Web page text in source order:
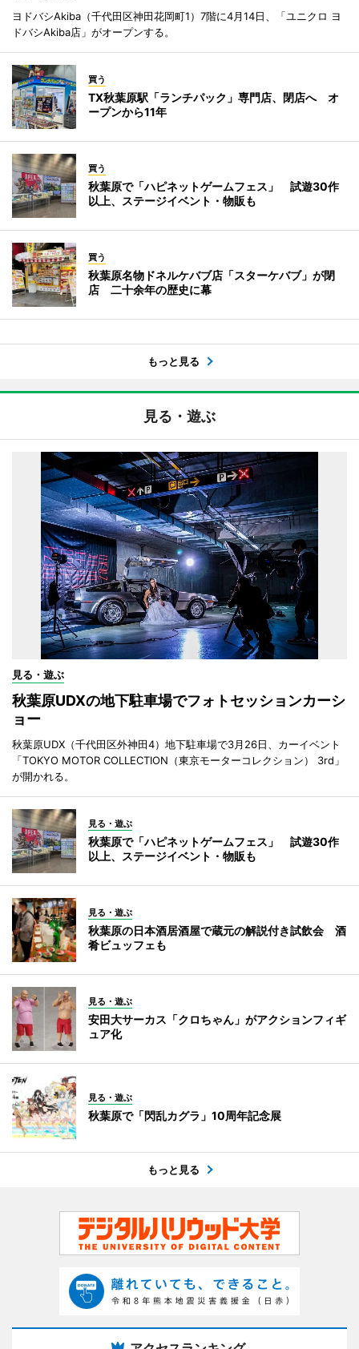
ヨドバシAkiba（千代田区神田花岡町1）7階に4月14日、「ユニクロ ヨ
ドバシAkiba店」がオープンする。
買う
TX秋葉原駅「ランチパック」専門店、閉店へ オ
ープンから11年
買う
秋葉原で「ハピネットゲームフェス」 試遊30作
以上、ステージイベント・物販も
買う
秋葉原名物ドネルケバブ店「スターケバブ」が閉
店 二十余年の歴史に幕
もっと見る
見る・遊ぶ
見る・遊ぶ
秋葉原UDXの地下駐車場でフォトセッションカーシ
ョー
秋葉原UDX（千代田区外神田4）地下駐車場で3月26日、カーイベント
「TOKYO MOTOR COLLECTION（東京モーターコレクション） 3rd」
が開かれる。
見る・遊ぶ
秋葉原で「ハピネットゲームフェス」 試遊30作
以上、ステージイベント・物販も
見る・遊ぶ
秋葉原の日本酒居酒屋で蔵元の解説付き試飲会 酒
肴ビュッフェも
見る・遊ぶ
安田大サーカス「クロちゃん」がアクションフィギ
ュア化
見る・遊ぶ
秋葉原で「閃乱カグラ」10周年記念展
もっと見る